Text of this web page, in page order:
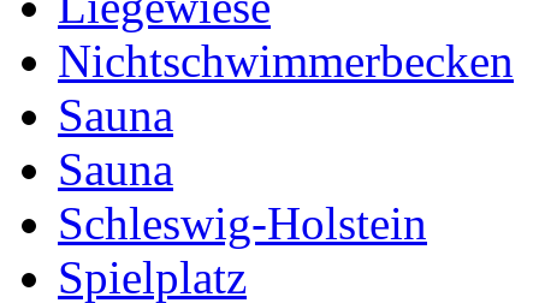
Nichtschwimmerbecken
Sauna
Sauna
Schleswig-Holstein
Spielplatz